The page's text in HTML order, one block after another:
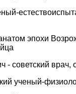
эпохи
советский врач,
ученый-